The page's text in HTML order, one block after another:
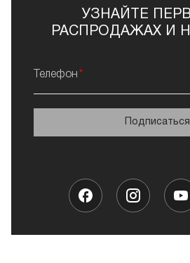
УЗНАЙТЕ
РАСПРОДАЖАХ И
Телефон
Подписаться